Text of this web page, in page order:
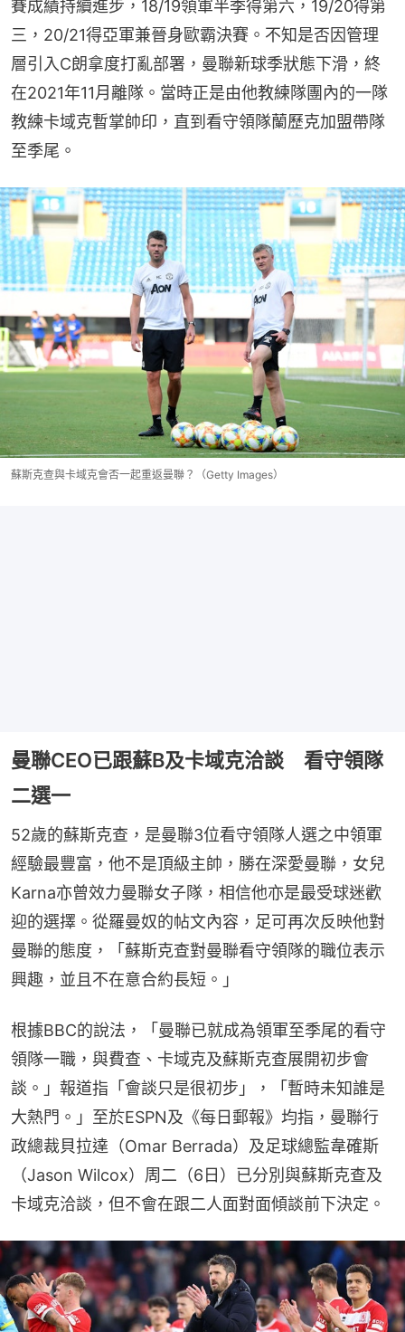
賽成績持續進步，18/19領軍半季得第六，19/20得第
三，20/21得亞軍兼晉身歐霸決賽。不知是否因管理
層引入C朗拿度打亂部署，曼聯新球季狀態下滑，終
在2021年11月離隊。當時正是由他教練隊團內的一隊
教練卡域克暫掌帥印，直到看守領隊蘭歷克加盟帶隊
至季尾。
蘇斯克查與卡域克會否一起重返曼聯？（Getty Images）
曼聯CEO已跟蘇B及卡域克洽談 看守領隊
二選一
52歲的蘇斯克查，是曼聯3位看守領隊人選之中領軍
經驗最豐富，他不是頂級主帥，勝在深愛曼聯，女兒
Karna亦曾效力曼聯女子隊，相信他亦是最受球迷歡
迎的選擇。從羅曼奴的帖文內容，足可再次反映他對
曼聯的態度，「蘇斯克查對曼聯看守領隊的職位表示
興趣，並且不在意合約長短。」
根據BBC的說法，「曼聯已就成為領軍至季尾的看守
領隊一職，與費查、卡域克及蘇斯克查展開初步會
談。」報道指「會談只是很初步」，「暫時未知誰是
大熱門。」至於ESPN及《每日郵報》均指，曼聯行
政總裁貝拉達（Omar Berrada）及足球總監韋確斯
（Jason Wilcox）周二（6日）已分別與蘇斯克查及
卡域克洽談，但不會在跟二人面對面傾談前下決定。